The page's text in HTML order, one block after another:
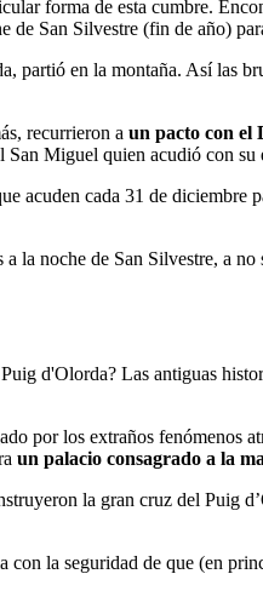
forma de esta cumbre.
de San Silvestre (fin de año)
partió en la montaña. Así las
recurrieron a un pacto con el
Miguel quien acudió con su
acuden cada 31 de diciembre
la noche de San Silvestre, a
d'Olorda? Las antiguas
por los extraños fenómenos
un palacio consagrado a la
la gran cruz del Puig
con la seguridad de que (en